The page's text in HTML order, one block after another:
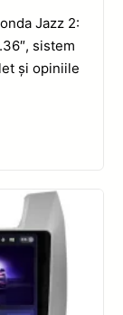
Jazz 2:
sistem
și opiniile